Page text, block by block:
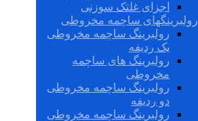
اجزای غلتک سوزنی
رولبرینگهای ساچمه مخروطی
رولبرینگ ساچمه مخروطی
یک ردیفه
رولبرینگ های ساچمه
مخروطی
رولبرینگ ساچمه مخروطی
دو ردیفه
رولبرینگ ساچمه مخروطی